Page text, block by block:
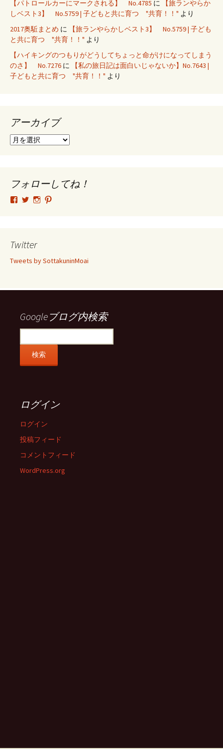
【パトロールカーにマークされる】 No.4785 に
【旅ランやらか
しベスト3】 No.5759 | 子どもと共に育つ "共育！！" より
2017奥駈まとめ に
【旅ランやらかしベスト3】 No.5759 | 子ども
と共に育つ "共育！！" より
【ハイキングのつもりがどうしてちょっと命がけになってしまう
のさ】 No.7276 に
【私の旅日記は面白いじゃないか】No.7643 |
子どもと共に育つ "共育！！" より
アーカイブ
ア
ブ
フォローしてね！
tsutomu.hattori.33
フ
ー
SottakuninMoai
フ
ー
tsutomu.hattori.33
ー ー
示
Twitter
Tweets by SottakuninMoai
Googleブログ内検索
ログイン
ログイン
投稿フィード
コメントフィード
WordPress.org